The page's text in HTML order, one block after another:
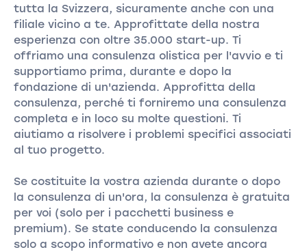
tutta la Svizzera, sicuramente anche con una
filiale vicino a te. Approfittate della nostra
esperienza con oltre 35.000 start-up. Ti
offriamo una consulenza olistica per l'avvio e ti
supportiamo prima, durante e dopo la
fondazione di un'azienda. Approfitta della
consulenza, perché ti forniremo una consulenza
completa e in loco su molte questioni. Ti
aiutiamo a risolvere i problemi specifici associati
al tuo progetto.
Se costituite la vostra azienda durante o dopo
la consulenza di un'ora, la consulenza è gratuita
per voi (solo per i pacchetti business e
premium). Se state conducendo la consulenza
solo a scopo informativo e non avete ancora